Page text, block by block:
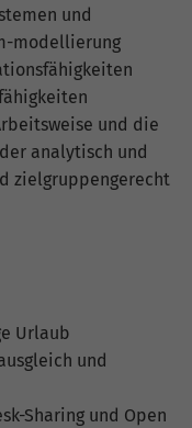
und
modellierung
und die
analytisch und
zielgruppengerecht
Urlaub
und
Sharing und Open